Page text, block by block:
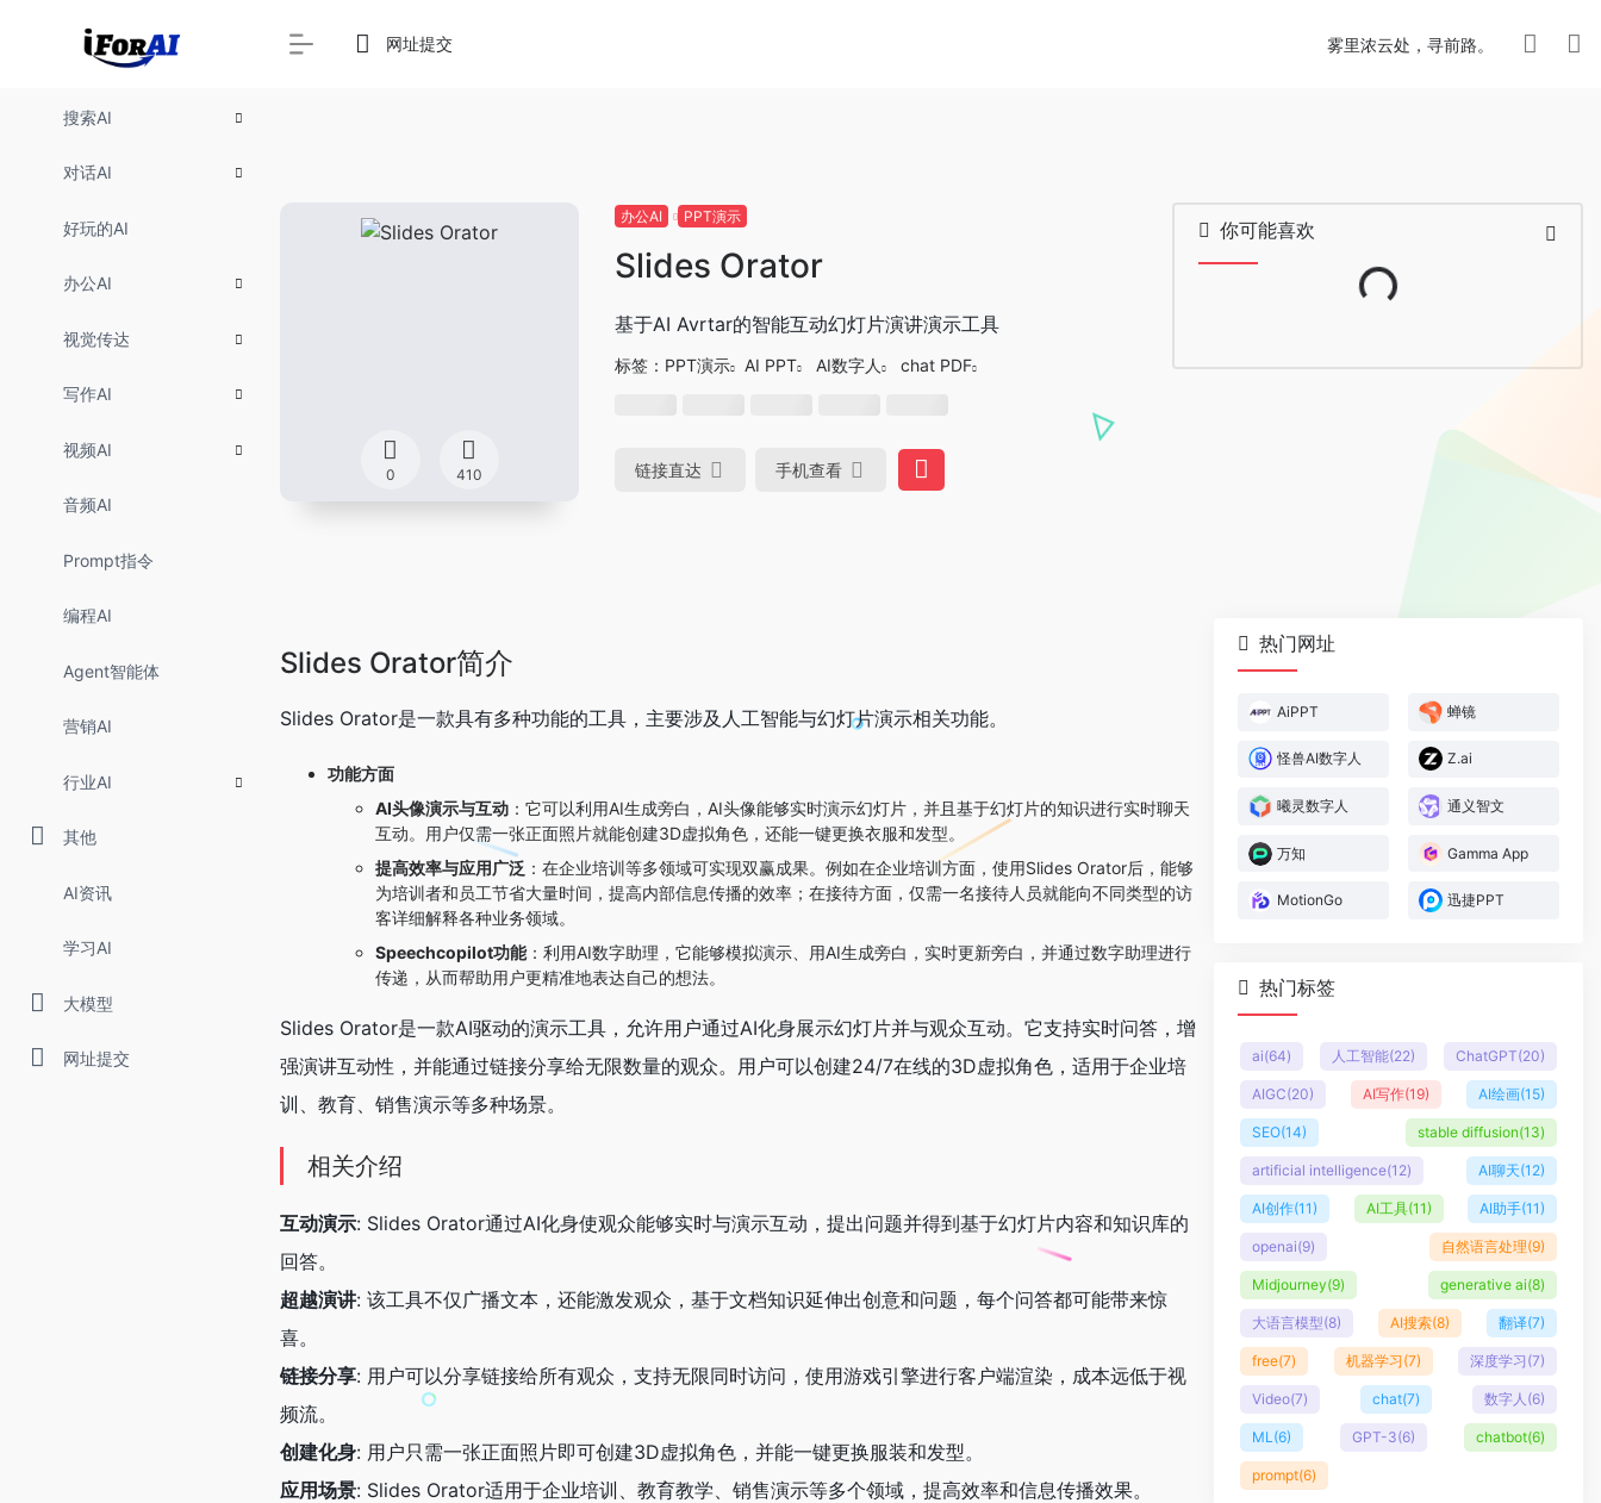
搜索AI
对话AI
好玩的AI
办公AI
视觉传达
写作AI
视频AI
音频AI
Prompt指令
编程AI
Agent智能体
营销AI
行业AI
其他
AI资讯
学习AI
大模型
网址提交
网址提交 雾里浓云处，寻前路。
0 410
办公AI PPT演示
Slides Orator
基于AI Avrtar的智能互动幻灯片演讲演示工具
标签： PPT演示 AI PPT AI数字人 chat PDF
链接直达 手机查看
你可能喜欢
Loading...
Slides Orator简介
Slides Orator是一款具有多种功能的工具，主要涉及人工智能与幻灯片演示相关功能。
功能方面
AI头像演示与互动 ：它可以利用AI生成旁白，AI头像能够实时演示幻灯片，并且基于幻灯片的知识进行实时聊天
互动。用户仅需一张正面照片就能创建3D虚拟角色，还能一键更换衣服和发型。
提高效率与应用广泛 ：在企业培训等多领域可实现双赢成果。例如在企业培训方面，使用Slides Orator后，能够
为培训者和员工节省大量时间，提高内部信息传播的效率；在接待方面，仅需一名接待人员就能向不同类型的访
客详细解释各种业务领域。
Speechcopilot功能：利用AI数字助理，它能够模拟演示、用AI生成旁白，实时更新旁白，并通过数字助理进行
传递，从而帮助用户更精准地表达自己的想法。
Slides Orator是一款AI驱动的演示工具，允许用户通过AI化身展示幻灯片并与观众互动。它支持实时问答，增
强演讲互动性，并能通过链接分享给无限数量的观众。用户可以创建24/7在线的3D虚拟角色，适用于企业培
训、教育、销售演示等多种场景。
相关介绍
互动演示: Slides Orator通过AI化身使观众能够实时与演示互动，提出问题并得到基于幻灯片内容和知识库的
回答。
超越演讲: 该工具不仅广播文本，还能激发观众，基于文档知识延伸出创意和问题，每个问答都可能带来惊
喜。
链接分享: 用户可以分享链接给所有观众，支持无限同时访问，使用游戏引擎进行客户端渲染，成本远低于视
频流。
创建化身: 用户只需一张正面照片即可创建3D虚拟角色，并能一键更换服装和发型。
应用场景: Slides Orator适用于企业培训、教育教学、销售演示等多个领域，提高效率和信息传播效果。
热门网址
AiPPT 蝉镜
怪兽AI数字人 Z.ai
曦灵数字人 通义智文
万知 Gamma App
MotionGo 迅捷PPT
热门标签
ai(64) 人工智能(22) ChatGPT(20)
AIGC(20) AI写作(19) AI绘画(15)
SEO(14) stable diffusion(13)
artificial intelligence(12) AI聊天(12)
AI创作(11) AI工具(11) AI助手(11)
openai(9) 自然语言处理(9)
Midjourney(9) generative ai(8)
大语言模型(8) AI搜索(8) 翻译(7)
free(7) 机器学习(7) 深度学习 (7)
Video(7) chat(7) 数字人 (6)
ML (6) GPT-3(6) chatbot(6)
prompt(6)